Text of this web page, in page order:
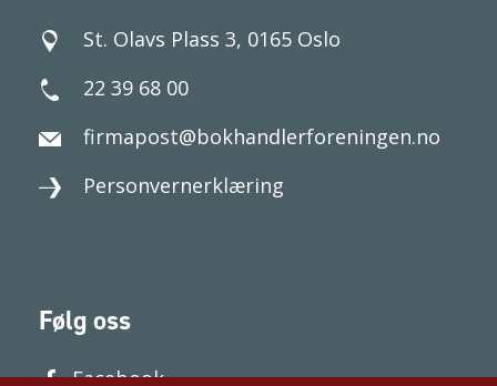
St. Olavs Plass 3, 0165 Oslo
22 39 68 00
firmapost@bokhandlerforeningen.no
Personvernerklæring
Følg oss
Facebook